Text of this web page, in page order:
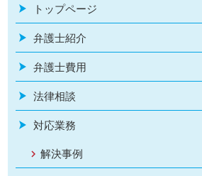
トップページ
弁護士紹介
弁護士費用
法律相談
対応業務
解決事例